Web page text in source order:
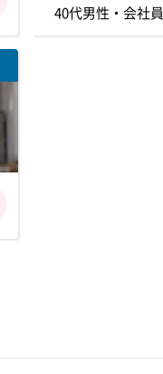
40代男性・会社員